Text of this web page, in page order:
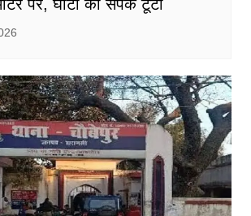
पर, घाटों का संपर्क टूटा